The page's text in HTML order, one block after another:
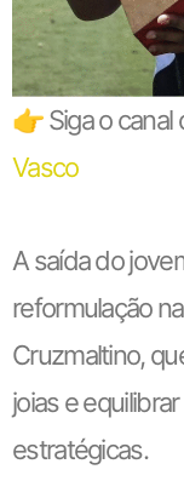
👉 Siga o canal
Vasco
A saída do
reformulação
Cruzmaltino,
joias e
estratégicas.